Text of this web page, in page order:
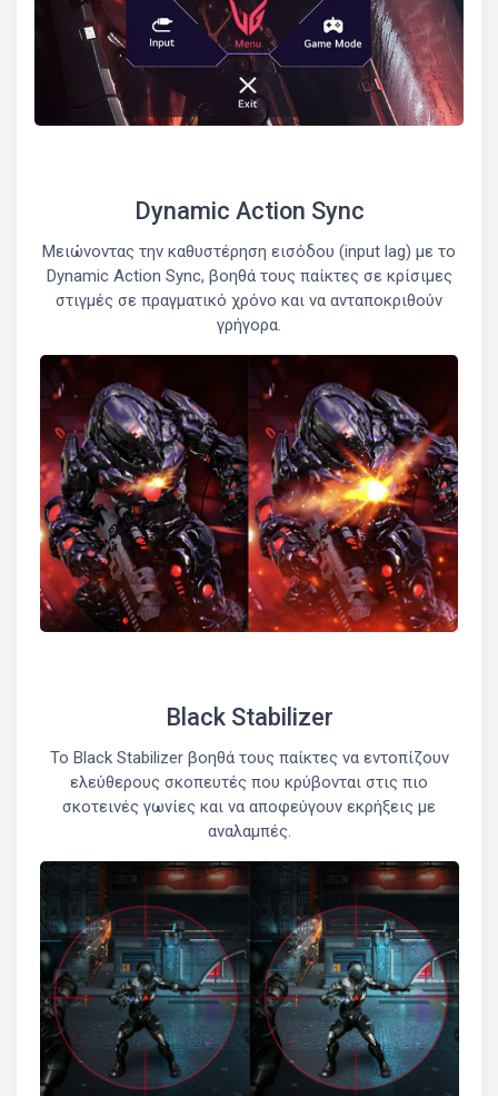
Dynamic Action Sync
Μειώνοντας την καθυστέρηση εισόδου (input lag) με το
Dynamic Action Sync, βοηθά τους παίκτες σε κρίσιμες
στιγμές σε πραγματικό χρόνο και να ανταποκριθούν
γρήγορα.
Black Stabilizer
Το Black Stabilizer βοηθά τους παίκτες να εντοπίζουν
ελεύθερους σκοπευτές που κρύβονται στις πιο
σκοτεινές γωνίες και να αποφεύγουν εκρήξεις με
αναλαμπές.